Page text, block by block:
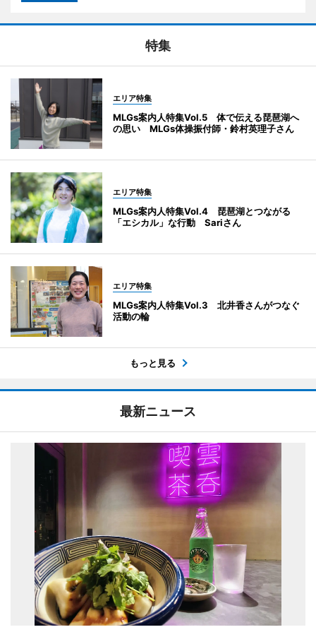
特集
エリア特集
MLGs案内人特集Vol.5 体で伝える琵琶湖へ
の思い MLGs体操振付師・鈴村英理子さん
エリア特集
MLGs案内人特集Vol.4 琵琶湖とつながる
「エシカル」な行動 Sariさん
エリア特集
MLGs案内人特集Vol.3 北井香さんがつなぐ
活動の輪
もっと見る
最新ニュース